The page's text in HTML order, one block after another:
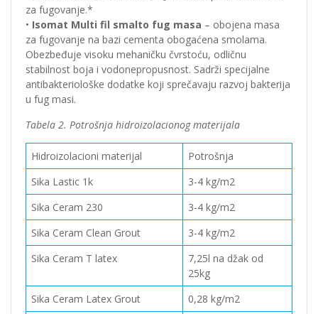
za fugovanje.*
• Isomat Multi fil smalto fug masa – obojena masa
za fugovanje na bazi cementa obogaćena smolama.
Obezbeđuje visoku mehaničku čvrstoću, odličnu
stabilnost boja i vodonepropusnost. Sadrži specijalne
antibakteriološke dodatke koji sprečavaju razvoj bakterija
u fug masi.
Tabela 2. Potrošnja hidroizolacionog materijala
Hidroizolacioni materijal
Potrošnja
Sika Lastic 1k
3-4 kg/m2
Sika Ceram 230
3-4 kg/m2
Sika Ceram Clean Grout
3-4 kg/m2
Sika Ceram T latex
7,25l na džak od
25kg
Sika Ceram Latex Grout
0,28 kg/m2